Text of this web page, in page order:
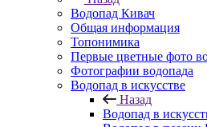
Водопад Кивач
Общая информация
Топонимика
Первые цветные фото
Фотографии водопада
Водопад в искусстве
Назад
Водопад в